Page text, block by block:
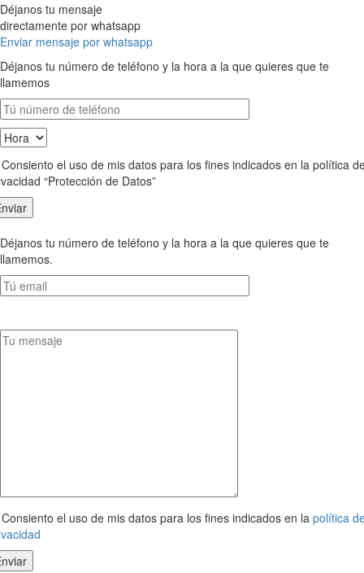
Déjanos tu mensaje
directamente por whatsapp
Enviar mensaje por whatsapp
Déjanos tu número de teléfono y la hora a la que quieres que te
llamemos
el uso de mis datos para los fines indicados en la política
“Protección de Datos”
Déjanos tu número de teléfono y la hora a la que quieres que te
llamemos.
el uso de mis datos para los fines indicados en la política